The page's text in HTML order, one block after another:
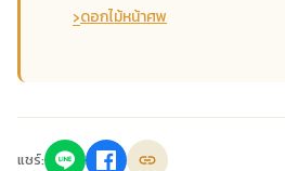
›ดอกไม้หน้าศพ
แชร์: